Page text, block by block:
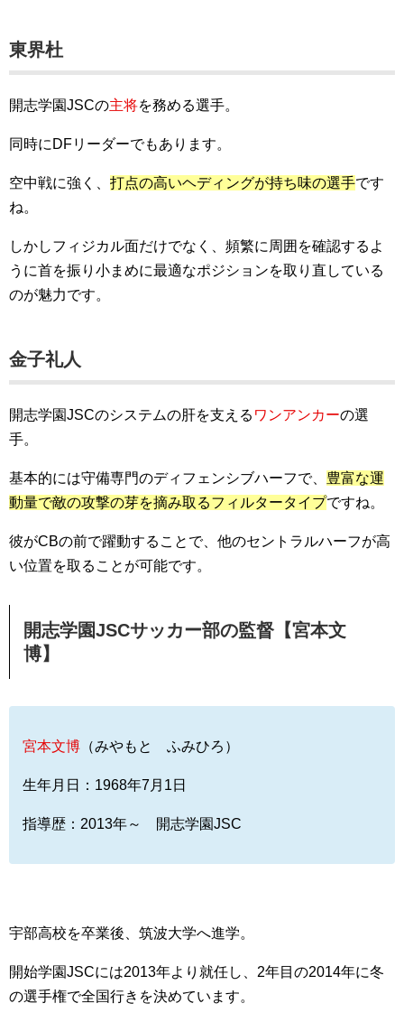
東界杜
開志学園JSCの主将を務める選手。
同時にDFリーダーでもあります。
空中戦に強く、 打点の高いヘディングが持ち味の選手です
ね。
しかしフィジカル面だけでなく、頻繁に周囲を確認するよ
うに首を振り小まめに最適なポジションを取り直している
のが魅力です。
金子礼人
開志学園JSCのシステムの肝を支える ワンアンカーの選
手。
基本的には守備専門のディフェンシブハーフで、 豊富な運
動量で敵の攻撃の芽を摘み取るフィルタータイプですね。
彼がCBの前で躍動することで、他のセントラルハーフが高
い位置を取ることが可能です。
開志学園JSCサッカー部の監督【宮本文
博】
宮本文博 （みやもと ふみひろ）
生年月日：1968年7月1日
指導歴：2013年～ 開志学園JSC
宇部高校を卒業後、筑波大学へ進学。
開始学園JSCには2013年より就任し、2年目の2014年に冬
の選手権で全国行きを決めています。